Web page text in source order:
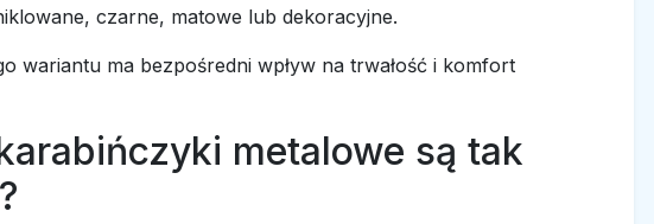
czarne, matowe lub dekoracyjne.
wariantu ma bezpośredni wpływ na trwałość i komfort
metalowe są tak